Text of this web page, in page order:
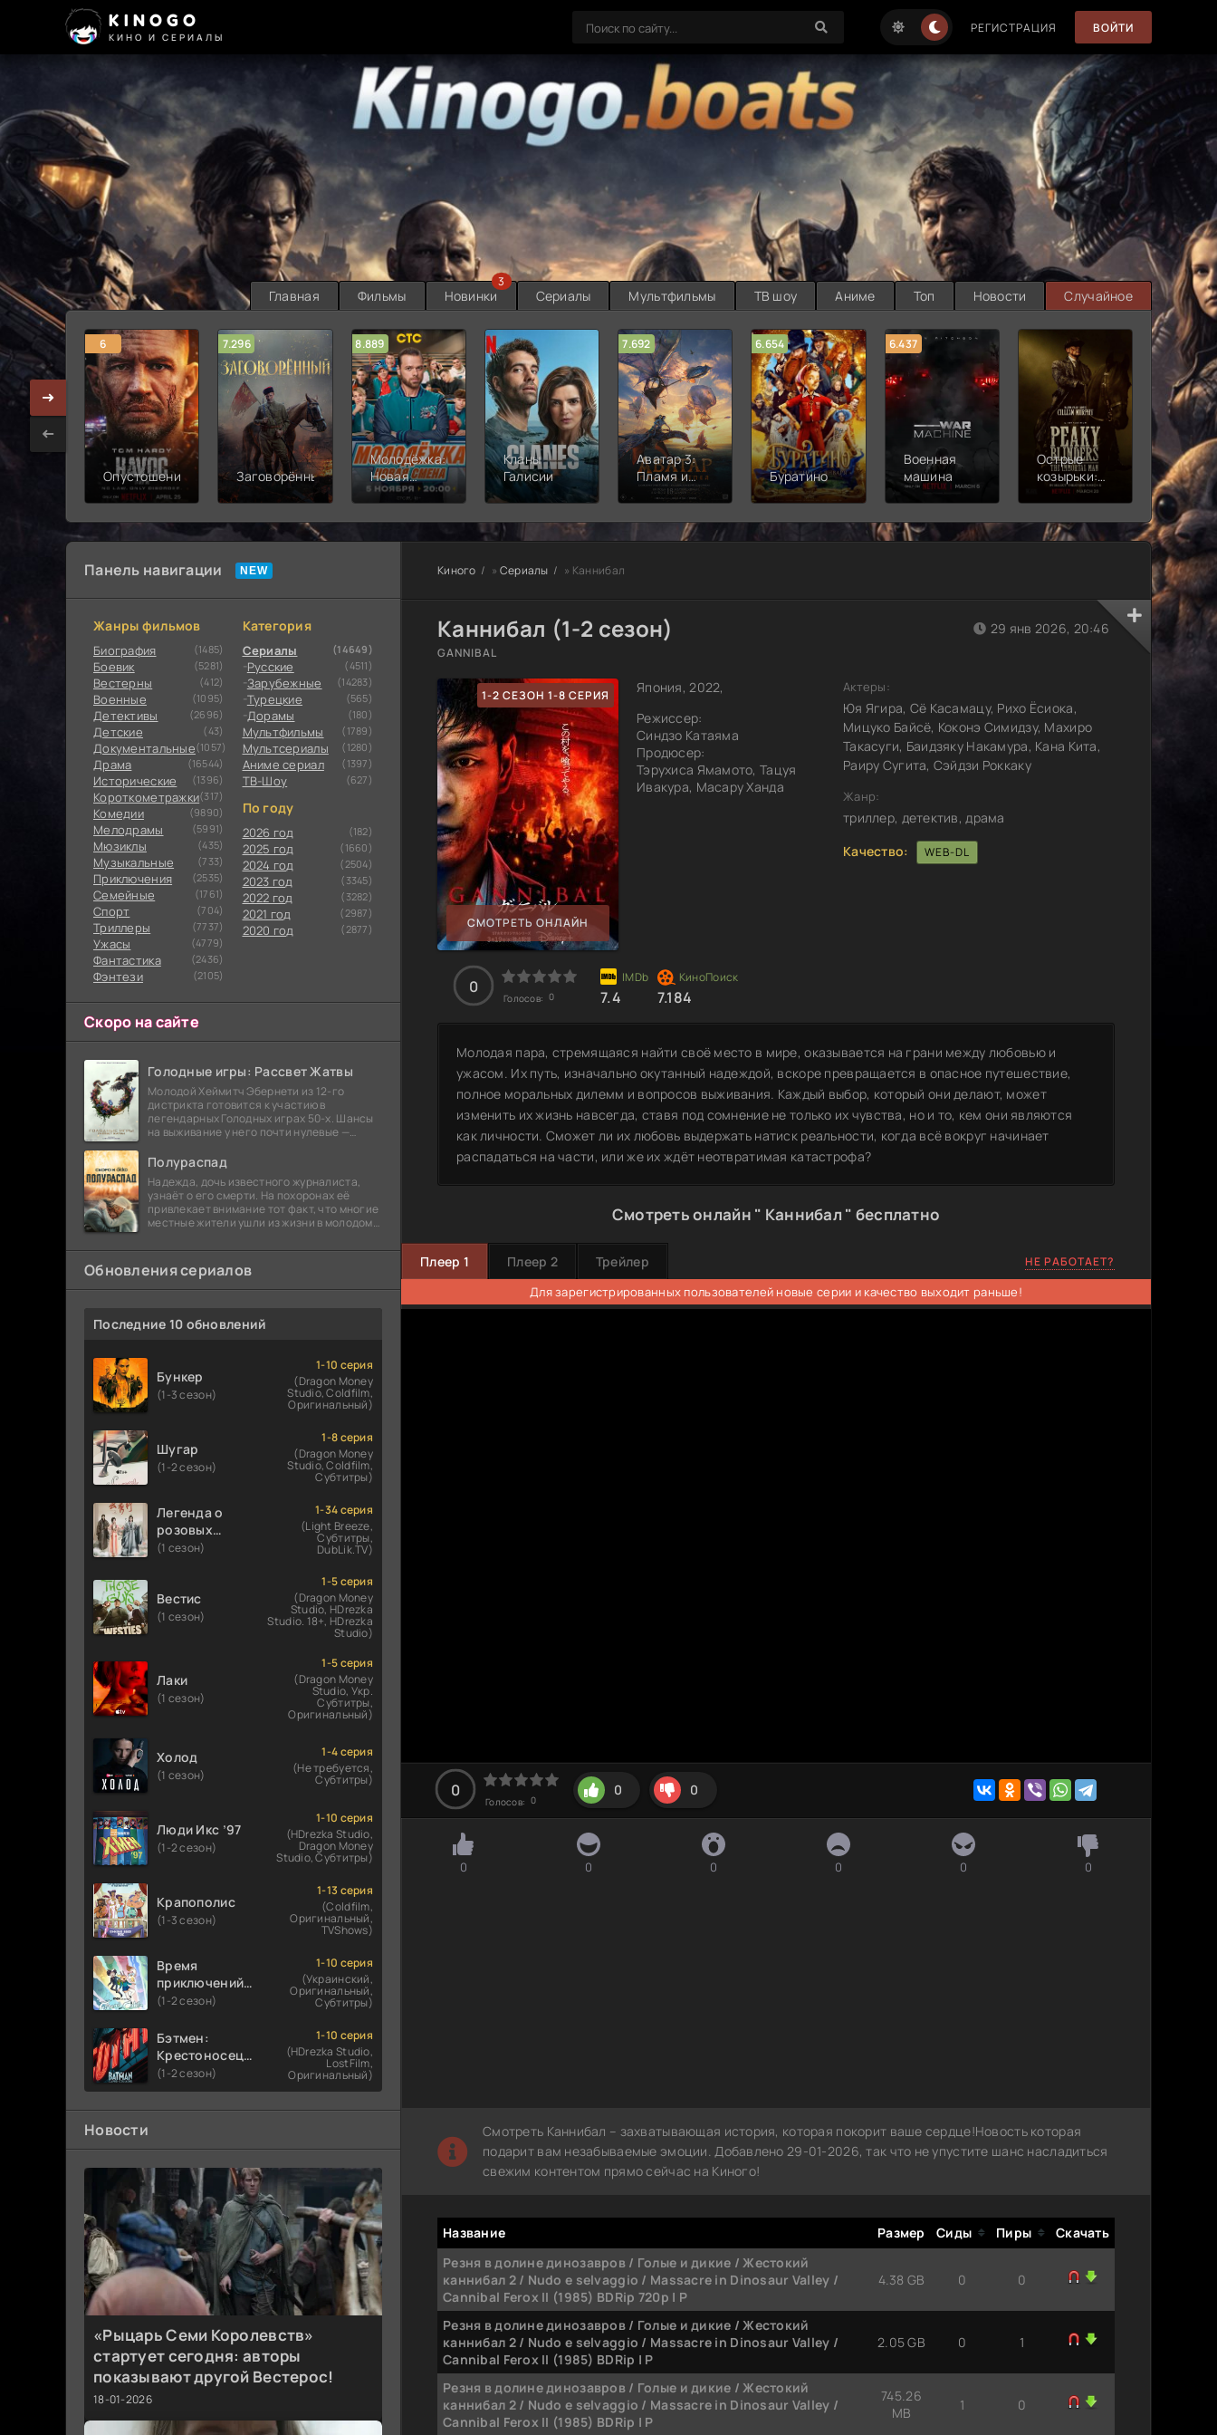
KINOGO
КИНО И СЕРИАЛЫ
РЕГИСТРАЦИЯ ВОЙТИ
Главная Фильмы Новинки
3
Сериалы Мультфильмы ТВ шоу Аниме Топ Новости Случайное
6
Опустошение
7.296
Заговорённый
8.889
Молодёжка:
Новая
смена
Кланы
Галисии
7.692
Аватар 3:
Пламя и
пепел
6.654
Буратино
6.437
Военная
машина
Острые
козырьки:
Бессмертный
7.187
2
Панель навигации
Жанры фильмов
Биография (1485)
Боевик (5281)
Вестерны (412)
Военные (1095)
Детективы (2696)
Детские (43)
Документальные(1057)
Драма (16544)
Исторические (1396)
Короткометражки(317)
Комедии (9890)
Мелодрамы (5991)
Мюзиклы (435)
Музыкальные (733)
Приключения (2535)
Семейные (1761)
Cпорт (704)
Триллеры (7737)
Ужасы (4779)
Фантастика (2436)
Фэнтези (2105)
Категория
Сериалы (14649)
Русские (4511)
Зарубежные (14283)
Турецкие (565)
Дорамы (180)
Мультфильмы (1789)
Мультсериалы (1280)
Аниме сериал (1397)
ТВ-Шоу (627)
По году
2026 год (182)
2025 год (1660)
2024 год (2504)
2023 год (3345)
2022 год (3282)
2021 год (2987)
2020 год (2877)
Скоро на сайте
Голодные игры: Рассвет Жатвы
Молодой Хеймитч Эбернети из 12-го
дистрикта готовится к участию в
легендарных Голодных играх 50-х. Шансы
на выживание у него почти нулевые —
победу еще сорок
Полураспад
Надежда, дочь известного журналиста,
узнаёт о его смерти. На похоронах её
привлекает внимание тот факт, что многие
местные жители ушли из жизни в молодом
бомбы
Обновления сериалов
Последние 10 обновлений
Бункер
(1-3 сезон)
1-10 серия
(Dragon Money
Studio, Coldfilm,
Оригинальный)
Шугар
(1-2 сезон)
1-8 серия
(Dragon Money
Studio, Coldfilm,
Субтитры)
Легенда о
розовых
облаках
(1 сезон)
1-34 серия
(Light Breeze,
Субтитры,
DubLik.TV)
Вестис
(1 сезон)
1-5 серия
(Dragon Money
Studio, HDrezka
Studio. 18+, HDrezka
Studio)
Лаки
(1 сезон)
1-5 серия
(Dragon Money
Studio, Укр.
Субтитры,
Оригинальный)
Холод
(1 сезон)
1-4 серия
(Не требуется,
Субтитры)
Люди Икс ’97
(1-2 сезон)
1-10 серия
(HDrezka Studio,
Dragon Money
Studio, Субтитры)
Крапополис
(1-3 сезон)
1-13 серия
(Coldfilm,
Оригинальный,
TVShows)
Время
приключений:
Фионна и Кейк
(1-2 сезон)
1-10 серия
(Украинский,
Оригинальный,
Субтитры)
Бэтмен:
Крестоносец в
плаще
(1-2 сезон)
1-10 серия
(HDrezka Studio,
LostFilm,
Оригинальный)
Новости
«Рыцарь Семи Королевств»
стартует сегодня: авторы
показывают другой Вестерос!
18-01-2026
Киного » Сериалы » Каннибал
Каннибал (1-2 сезон)
GANNIBAL
1-2 СЕЗОН 1-8 СЕРИЯ
СМОТРЕТЬ ОНЛАЙН
Япония, 2022,
Режиссер:
Синдзо Катаяма
Продюсер:
Тэрухиса Ямамото, Тацуя
Ивакура, Масару Ханда
29 янв 2026, 20:46
Актеры:
Юя Ягира, Сё Касамацу, Рихо Ёсиока,
Мицуко Байсё, Коконэ Симидзу, Махиро
Такасуги, Баидзяку Накамура, Кана Кита,
Раиру Сугита, Сэйдзи Роккаку
Жанр:
триллер, детектив, драма
Качество:
WEB-DL
0
Голосов: 0 7.4 7.184
Молодая пара, стремящаяся найти своё место в мире, оказывается на грани между любовью и
ужасом. Их путь, изначально окутанный надеждой, вскоре превращается в опасное путешествие,
полное моральных дилемм и вопросов выживания. Каждый выбор, который они делают, может
изменить их жизнь навсегда, ставя под сомнение не только их чувства, но и то, кем они являются
как личности. Сможет ли их любовь выдержать натиск реальности, когда всё вокруг начинает
распадаться на части, или же их ждёт неотвратимая катастрофа?
Смотреть онлайн " Каннибал " бесплатно
Плеер 1 Плеер 2 Трейлер НЕ РАБОТАЕТ?
Для зарегистрированных пользователей новые серии и качество выходит раньше!
0
Голосов: 0
0 0
0 0 0 0 0 0
Смотреть Каннибал – захватывающая история, которая покорит ваше сердце!Новость которая
подарит вам незабываемые эмоции. Добавлено 29-01-2026, так что не упустите шанс насладиться
свежим контентом прямо сейчас на Киного!
Название Размер Сиды Пиры
Скачать
Резня в долине динозавров / Голые и дикие / Жестокий
каннибал 2 / Nudo e selvaggio / Massacre in Dinosaur Valley /
Cannibal Ferox II (1985) BDRip 720p | P
4.38 GB 0 0
Резня в долине динозавров / Голые и дикие / Жестокий
каннибал 2 / Nudo e selvaggio / Massacre in Dinosaur Valley /
Cannibal Ferox II (1985) BDRip | P
2.05 GB 0 1
Резня в долине динозавров / Голые и дикие / Жестокий
каннибал 2 / Nudo e selvaggio / Massacre in Dinosaur Valley /
Cannibal Ferox II (1985) BDRip | P
745.26
MB
1 0